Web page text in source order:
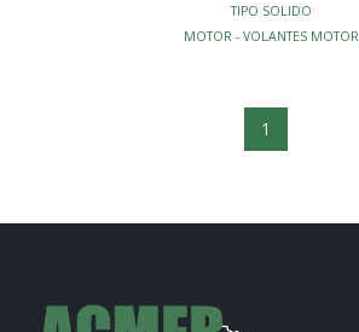
TIPO SOLIDO
MOTOR - VOLANTES MOTOR
1